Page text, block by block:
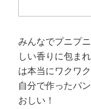
みんなでプニプ
しい香りに包ま
は本当にワクワ
自分で作ったパ
おしい！